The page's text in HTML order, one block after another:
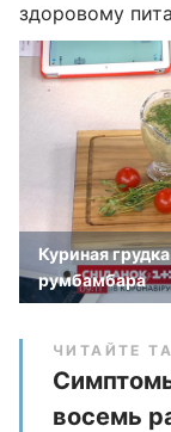
здоровому
Куриная
румбамбара
ЧИТАЙТЕ
восемь